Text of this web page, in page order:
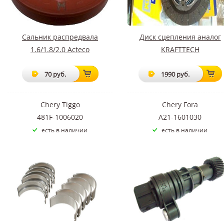
Сальник распредвала
1.6/1.8/2.0 Acteco
70 руб.
Chery Tiggo
481F-1006020
есть в наличии
Диск сцепления аналог
KRAFTTECH
1990 руб.
Chery Fora
A21-1601030
есть в наличии